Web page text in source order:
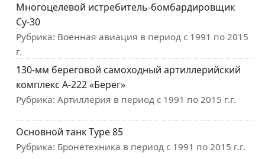
Многоцелевой истребитель-бомбардировщик
Су-30
Рубрика: Военная авиация в период с 1991 по 2015
г.
130-мм береговой самоходный артиллерийский
комплекс А-222 «Берег»
Рубрика:Артиллерия в период с 1991 по 2015 г.г.
Основной танк Type 85
Рубрика: Бронетехника в период с 1991 по 2015 г.г.